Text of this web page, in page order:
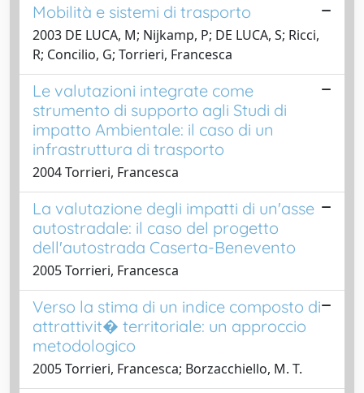
Mobilità e sistemi di trasporto
2003 DE LUCA, M; Nijkamp, P; DE LUCA, S; Ricci,
R; Concilio, G; Torrieri, Francesca
Le valutazioni integrate come
strumento di supporto agli Studi di
impatto Ambientale: il caso di un
infrastruttura di trasporto
2004 Torrieri, Francesca
La valutazione degli impatti di un'asse
autostradale: il caso del progetto
dell'autostrada Caserta-Benevento
2005 Torrieri, Francesca
Verso la stima di un indice composto di
attrattivit� territoriale: un approccio
metodologico
2005 Torrieri, Francesca; Borzacchiello, M. T.